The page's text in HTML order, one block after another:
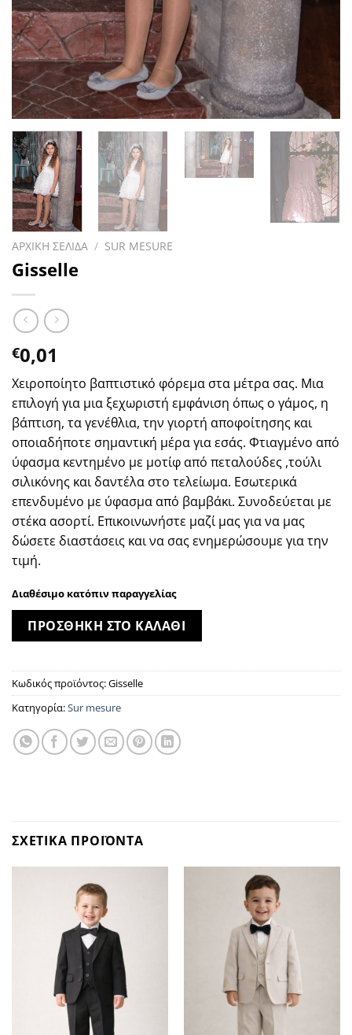
ΑΡΧΙΚΗ ΣΕΛΙΔΑ / SUR MESURE
Gisselle
€0,01
Χειροποίητο βαπτιστικό φόρεμα στα μέτρα σας. Μια
επιλογή για μια ξεχωριστή εμφάνιση όπως ο γάμος, η
βάπτιση, τα γενέθλια, την γιορτή αποφοίτησης και
οποιαδήποτε σημαντική μέρα για εσάς. Φτιαγμένο από
ύφασμα κεντημένο με μοτίφ από πεταλούδες ,τούλι
σιλικόνης και δαντέλα στο τελείωμα. Εσωτερικά
επενδυμένο με ύφασμα από βαμβάκι. Συνοδεύεται με
στέκα ασορτί. Επικοινωνήστε μαζί μας για να μας
δώσετε διαστάσεις και να σας ενημερώσουμε για την
τιμή.
Διαθέσιμο κατόπιν παραγγελίας
ΠΡΟΣΘΗΚΗ ΣΤΟ ΚΑΛΑΘΙ
Κωδικός προϊόντος:Gisselle
Κατηγορία:Sur mesure
ΣΧΕΤΙΚΑ ΠΡΟΪΟΝΤΑ